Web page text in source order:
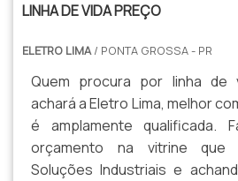
LINHA DE VIDA PREÇO
ELETRO LIMA/ PONTA GROSSA - PR
Quem procura por linha de
achará a Eletro Lima, melhor
é amplamente qualificada.
orçamento na vitrine que
Soluções Industriais e